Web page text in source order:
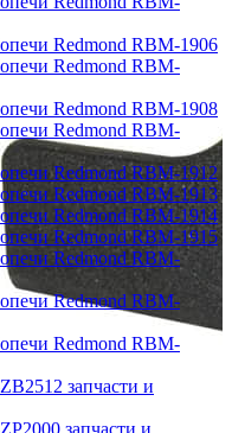
Redmond RBM-1906
Redmond RBM-
Redmond RBM-1908
Redmond RBM-
Redmond RBM-1912
Redmond RBM-1913
Redmond RBM-1914
Redmond RBM-1915
Redmond RBM-
Redmond RBM-
Redmond RBM-
запчасти и
запчасти и